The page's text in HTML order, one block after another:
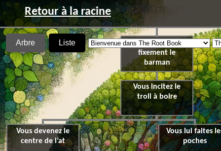
Retour à la racine
Arbre Liste
Vous regardez
fixement le
barman
Vous incitez le
troll à boire
Vous devenez le
centre de l’at
Vous lui faites
poches